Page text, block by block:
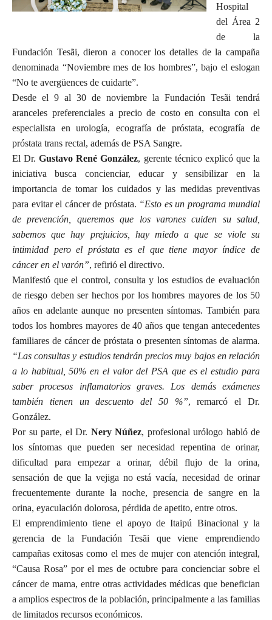
Hospital
del Área 2
de la
Fundación Tesãi, dieron a conocer los detalles de la campaña
denominada “Noviembre mes de los hombres”, bajo el eslogan
“No te avergüences de cuidarte”.
Desde el 9 al 30 de noviembre la Fundación Tesãi tendrá
aranceles preferenciales a precio de costo en consulta con el
especialista en urología, ecografía de próstata, ecografía de
próstata trans rectal, además de PSA Sangre.
El Dr.Gustavo René González, gerente técnico explicó que la
iniciativa busca concienciar, educar y sensibilizar en la
importancia de tomar los cuidados y las medidas preventivas
para evitar el cáncer de próstata. “Esto es un programa mundial
de prevención, queremos que los varones cuiden su salud,
sabemos que hay prejuicios, hay miedo a que se viole su
intimidad pero el próstata es el que tiene mayor índice de
cáncer en el varón”, refirió el directivo.
Manifestó que el control, consulta y los estudios de evaluación
de riesgo deben ser hechos por los hombres mayores de los 50
años en adelante aunque no presenten síntomas. También para
todos los hombres mayores de 40 años que tengan antecedentes
familiares de cáncer de próstata o presenten síntomas de alarma.
“Las consultas y estudios tendrán precios muy bajos en relación
a lo habitual, 50% en el valor del PSA que es el estudio para
saber procesos inflamatorios graves. Los demás exámenes
también tienen un descuento del 50 %”, remarcó el Dr.
González.
Por su parte, el Dr. Nery Núñez, profesional urólogo habló de
los síntomas que pueden ser necesidad repentina de orinar,
dificultad para empezar a orinar, débil flujo de la orina,
sensación de que la vejiga no está vacía, necesidad de orinar
frecuentemente durante la noche, presencia de sangre en la
orina, eyaculación dolorosa, pérdida de apetito, entre otros.
El emprendimiento tiene el apoyo de Itaipú Binacional y la
gerencia de la Fundación Tesãi que viene emprendiendo
campañas exitosas como el mes de mujer con atención integral,
“Causa Rosa” por el mes de octubre para concienciar sobre el
cáncer de mama, entre otras actividades médicas que benefician
a amplios espectros de la población, principalmente a las familias
de limitados recursos económicos.